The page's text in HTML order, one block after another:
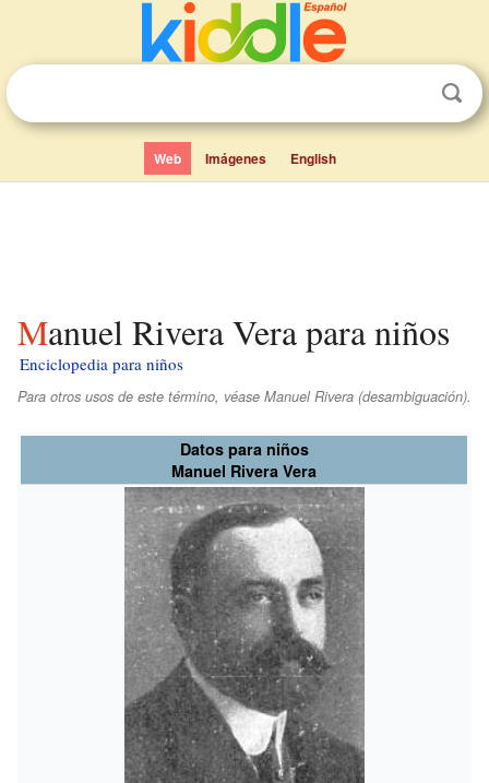
Web Imágenes English
Manuel Rivera Vera para niños
Enciclopedia para niños
Para otros usos de este término, véase Manuel Rivera (desambiguación).
Datos para niños
Manuel Rivera Vera